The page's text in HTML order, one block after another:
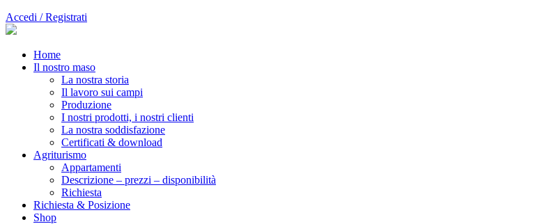
Accedi / Registrati
Home
Il nostro maso
La nostra storia
Il lavoro sui campi
Produzione
I nostri prodotti, i nostri clienti
La nostra soddisfazione
Certificati & download
Agriturismo
Appartamenti
Descrizione – prezzi – disponibilità
Richiesta
Richiesta & Posizione
Shop